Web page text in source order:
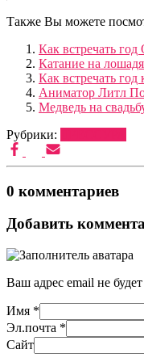
Также Вы можете
Как встречать
Катание на
Как встречать год
Аниматор Литл
Медведь на
Рубрики:
0 комментариев
Добавить
Ваш адрес email не
Имя *
Эл.почта *
Сайт